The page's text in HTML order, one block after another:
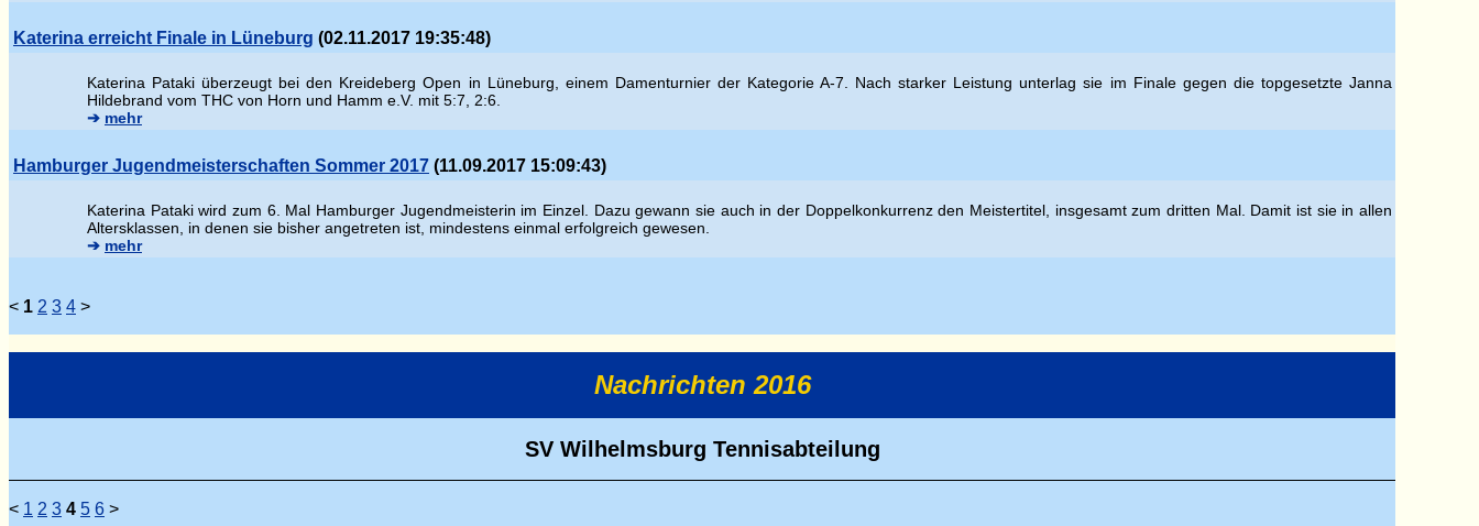
Katerina erreicht Finale in Lüneburg (02.11.2017 19:35:48)
Katerina Pataki überzeugt bei den Kreideberg Open in Lüneburg, einem Damenturnier der Kategorie A-7. Nach starker Leistung unterlag sie im Finale gegen die topgesetzte Janna
Hildebrand vom THC von Horn und Hamm e.V. mit 5:7, 2:6.
➔ mehr
Hamburger Jugendmeisterschaften Sommer 2017 (11.09.2017 15:09:43)
Katerina Pataki wird zum 6. Mal Hamburger Jugendmeisterin im Einzel. Dazu gewann sie auch in der Doppelkonkurrenz den Meistertitel, insgesamt zum dritten Mal. Damit ist sie in allen
Altersklassen, in denen sie bisher angetreten ist, mindestens einmal erfolgreich gewesen.
➔ mehr
< 1 2 3 4 >
Nachrichten 2016
SV Wilhelmsburg Tennisabteilung
< 1 2 3 4 5 6 >